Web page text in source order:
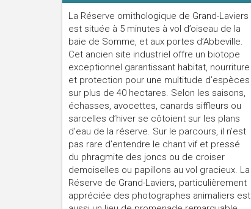
La Réserve ornithologique de Grand-Laviers
est située à 5 minutes à vol d’oiseau de la
baie de Somme, et aux portes d’Abbeville.
Cet ancien site industriel offre un biotope
exceptionnel garantissant habitat, nourriture
et protection pour une multitude d’espèces
sur plus de 40 hectares. Selon les saisons,
échasses, avocettes, canards siffleurs ou
sarcelles d’hiver se côtoient sur les plans
d’eau de la réserve. Sur le parcours, il n’est
pas rare d’entendre le chant vif et pressé
du phragmite des joncs ou de croiser
demoiselles ou papillons au vol gracieux. La
Réserve de Grand-Laviers, particulièrement
appréciée des photographes animaliers est